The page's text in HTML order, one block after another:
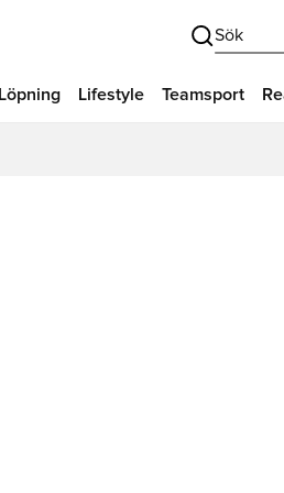
Sök
Löpning Lifestyle Teamsport